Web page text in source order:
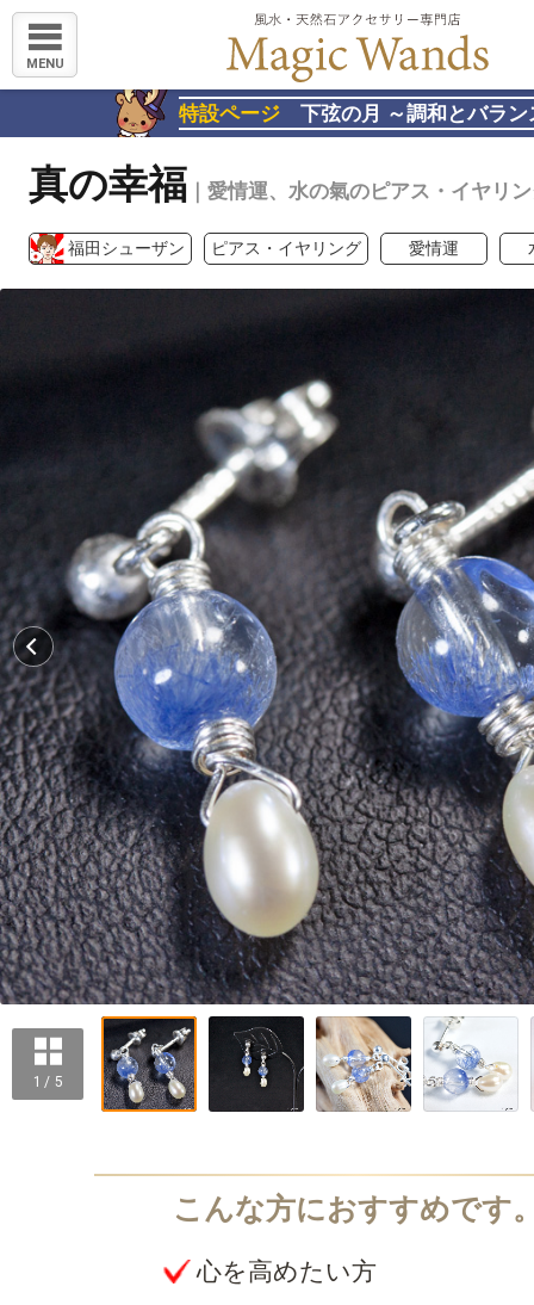
MENU
特設ページ 下弦の月 ～調和とバラン
真の幸福 ｜愛情運、水の氣のピアス・イヤリ
福田シューザン ピアス・イヤリング 愛情運
1 / 5
心を高めたい方